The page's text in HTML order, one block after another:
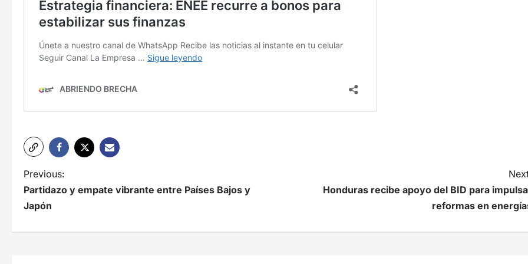
N
a
Previous:
Partidazo y empate vibrante entre Países Bajos y
Japón
Honduras recibe apoyo del BID para
reformas en